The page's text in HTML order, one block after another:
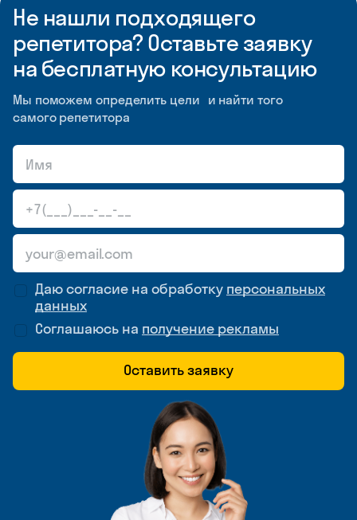
Не нашли подходящего
репетитора? Оставьте заявку
на бесплатную консультацию
Мы поможем определить цели и найти того
самого репетитора
Даю согласие на обработку персональных
данных
Соглашаюсь на получение рекламы
Оставить заявку